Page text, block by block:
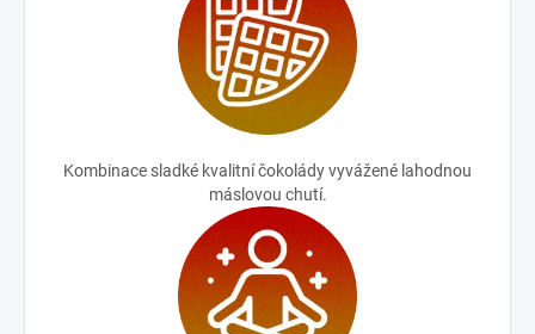
Kombinace sladké kvalitní čokolády vyvážené lahodnou
máslovou chutí.